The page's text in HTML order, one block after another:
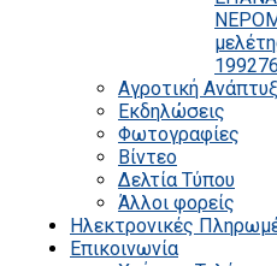
Αγροτική
Εκδηλώσεις
Φωτογραφίες
Βίντεο
Δελτία Τύπου
Άλλοι φορείς
Ηλεκτρονικές
Επικοινωνία